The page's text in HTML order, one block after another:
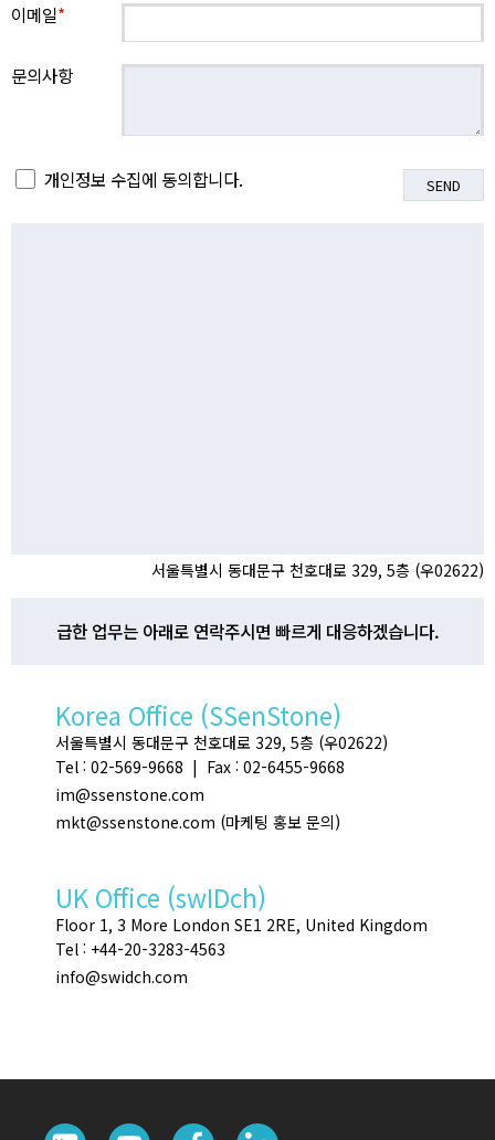
이메일*
문의사항
개인정보 수집에 동의합니다.
서울특별시 동대문구 천호대로 329, 5층 (우02622)
급한 업무는 아래로 연락주시면 빠르게 대응하겠습니다.
Korea Office (SSenStone)
서울특별시 동대문구 천호대로 329, 5층 (우02622)
Tel : 02-569-9668 | Fax : 02-6455-9668
im@ssenstone.com
mkt@ssenstone.com (마케팅 홍보 문의)
UK Office (swIDch)
Floor 1, 3 More London SE1 2RE, United Kingdom
Tel : +44-20-3283-4563
info@swidch.com